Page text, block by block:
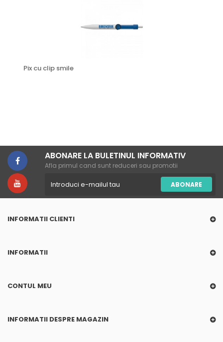
Pix cu clip smile
ABONARE LA BULETINUL INFORMATIV
Afla primul cand sunt reduceri sau promotii
ABONARE
INFORMATII CLIENTI
INFORMATII
CONTUL MEU
INFORMATII DESPRE MAGAZIN